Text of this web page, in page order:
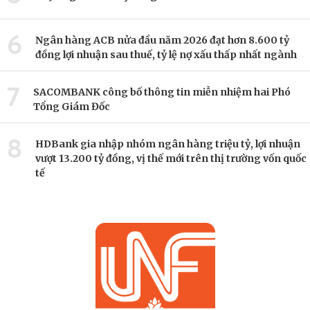
6
Ngân hàng ACB nửa đầu năm 2026 đạt hơn 8.600 tỷ
đồng lợi nhuận sau thuế, tỷ lệ nợ xấu thấp nhất ngành
7
SACOMBANK công bố thông tin miễn nhiệm hai Phó
Tổng Giám Đốc
8
HDBank gia nhập nhóm ngân hàng triệu tỷ, lợi nhuận
vượt 13.200 tỷ đồng, vị thế mới trên thị trường vốn quốc
tế